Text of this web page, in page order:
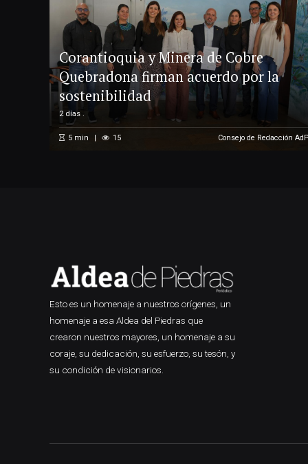
Corantioquia y Minera de Cobre
Quebradona firman acuerdo por la
sostenibilidad
2 días .
5min 15 Consejo de Redacción AdP
Esto es un homenaje a nuestros orígenes, un
homenaje a esa Aldea del Piedras que
crearon nuestros mayores, un homenaje a su
coraje, su dedicación, su esfuerzo, su tesón, y
su condición de visionarios.